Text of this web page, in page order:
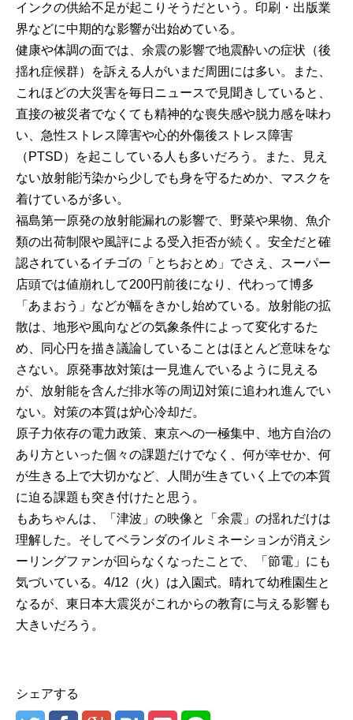
インクの供給不足が起こりそうだという。印刷・出版業
界などに中期的な影響が出始めている。
健康や体調の面では、余震の影響で地震酔いの症状（後
揺れ症候群）を訴える人がいまだ周囲には多い。また、
これほどの大災害を毎日ニュースで見聞きしていると、
直接の被災者でなくても精神的な喪失感や脱力感を味わ
い、急性ストレス障害や心的外傷後ストレス障害
（PTSD）を起こしている人も多いだろう。また、見え
ない放射能汚染から少しでも身を守るためか、マスクを
着けているが多い。
福島第一原発の放射能漏れの影響で、野菜や果物、魚介
類の出荷制限や風評による受入拒否が続く。安全だと確
認されているイチゴの「とちおとめ」でさえ、スーパー
店頭では値崩れして200円前後になり、代わって博多
「あまおう」などが幅をきかし始めている。放射能の拡
散は、地形や風向などの気象条件によって変化するた
め、同心円を描き議論していることはほとんど意味をな
さない。原発事故対策は一見進んでいるように見える
が、放射能を含んだ排水等の周辺対策に追われ進んでい
ない。対策の本質は炉心冷却だ。
原子力依存の電力政策、東京への一極集中、地方自治の
あり方といった個々の課題だけでなく、何が幸せか、何
が生きる上で大切かなど、人間が生きていく上での本質
に迫る課題も突き付けたと思う。
もあちゃんは、「津波」の映像と「余震」の揺れだけは
理解した。そしてベランダのイルミネーションが消えシ
ーリングファンが回らなくなったことで、「節電」にも
気づいている。4/12（火）は入園式。晴れて幼稚園生と
なるが、東日本大震災がこれからの教育に与える影響も
大きいだろう。
シェアする